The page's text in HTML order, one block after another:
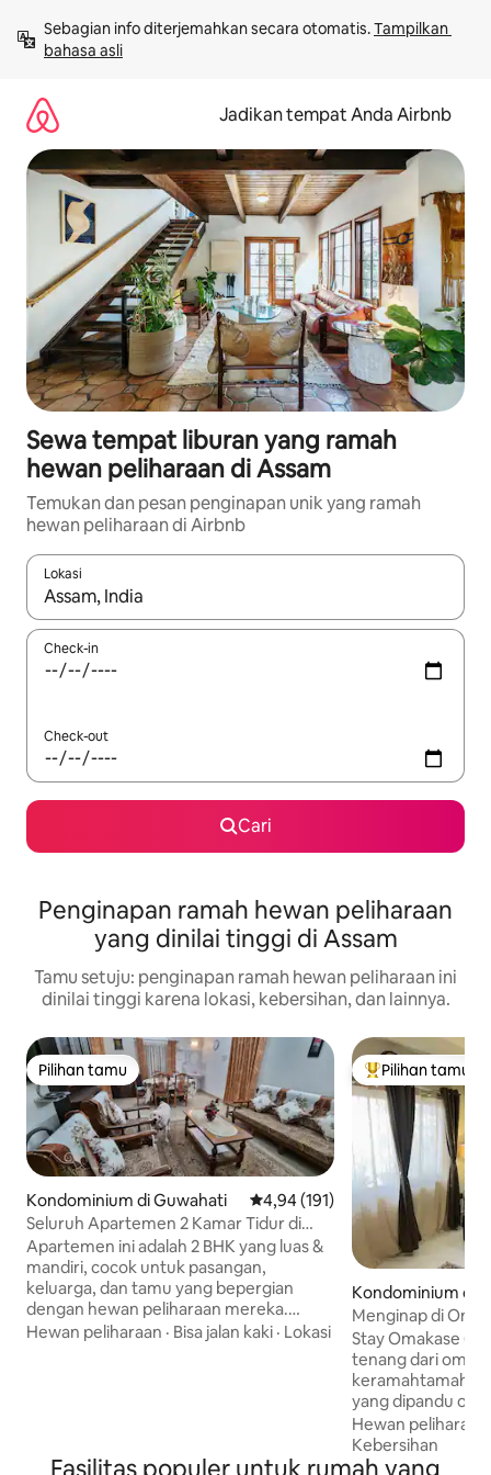
langsung
lihat
Sebagian info diterjemahkan secara otomatis. Tampilkan
bahasa asli
Jadikan tempat Anda Airbnb
Sewa tempat liburan yang ramah
hewan peliharaan di Assam
Temukan dan pesan penginapan unik yang ramah
hewan peliharaan di Airbnb
Lokasi
Jika hasil yang dicari tersedia, telusuri dengan tombol panah
Check-in
Check-out
Cari
Penginapan ramah hewan peliharaan
yang dinilai tinggi di Assam
Tamu setuju: penginapan ramah hewan peliharaan ini
dinilai tinggi karena lokasi, kebersihan, dan lainnya.
Pilihan tamu
Pilihan tamu
Kondominium di Guwahati Nilai rata-rata 4,94 dari 5, 191
4,94 (191)
Seluruh Apartemen 2 Kamar Tidur di
Guwahati (dengan AC)
Apartemen ini adalah 2 BHK yang luas &
mandiri, cocok untuk pasangan,
keluarga, dan tamu yang bepergian
dengan hewan peliharaan mereka.
Nikmati masa menginap Anda di
Sakit Hayat (1,8 km), Kuil Kamakhya, Pan
Hewan peliharaan · Bisa jalan kaki · Lokasi
Pilihan tamu
Pilihan tamu
Kondominium di
Menginap di
Pengalaman
Stay Omakase
tenang dari
yang dipandu
Terinspirasi oleh
ruang sengaja
kenyamanan
Hewan peliharaan
Kebersihan